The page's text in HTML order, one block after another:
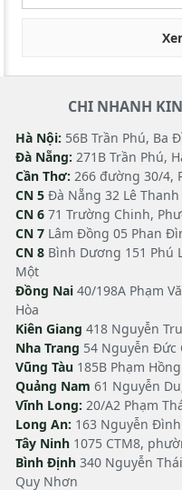
CHI NHANH
Hà Nội: 56B Trần Phú, Ba
Đà Nẵng: 271B Trần Phú,
Cần Thơ: 266 đường 30/4,
CN 5 Đà Nẵng 32 Lê
CN 6 71 Trường Chinh,
CN 7 Lâm Đồng 05 Phan
CN 8 Bình Dương 151 Phú
Một
Đồng Nai 40/198A Phạm
Hòa
Kiên Giang 418 Nguyễn
Nha Trang 54 Nguyễn Đức
Vũng Tàu 185B Phạm
Quảng Nam 61 Nguyễn
Vĩnh Long: 20/A2 Phạm
Long An: 163 Nguyễn
Tây Ninh 1075 CTM8,
Bình Định 340 Nguyễn
Quy Nhơn